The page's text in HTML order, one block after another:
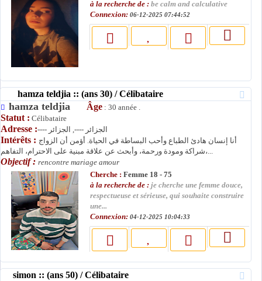
à la recherche de : be calm and calculative
Connexion: 06-12-2025 07:44:52
hamza teldjia :: (ans 30) / Célibataire
hamza teldjia Âge : 30 année .
Statut : Célibataire
Adresse : ---- الجزائر ----, الجزائر
Intérêts : أنا إنسان هادئ الطباع وأحب البساطة في الحياة. أؤمن أن الزواج
شراكة ومودة ورحمة، وأبحث عن علاقة مبنية على الاحترام، التفاهم،...
Objectif : rencontre mariage amour
Cherche : Femme 18 - 75
à la recherche de : je cherche une femme douce,
respectueuse et sérieuse, qui souhaite construire
une...
Connexion: 04-12-2025 10:04:33
simon :: (ans 50) / Célibataire